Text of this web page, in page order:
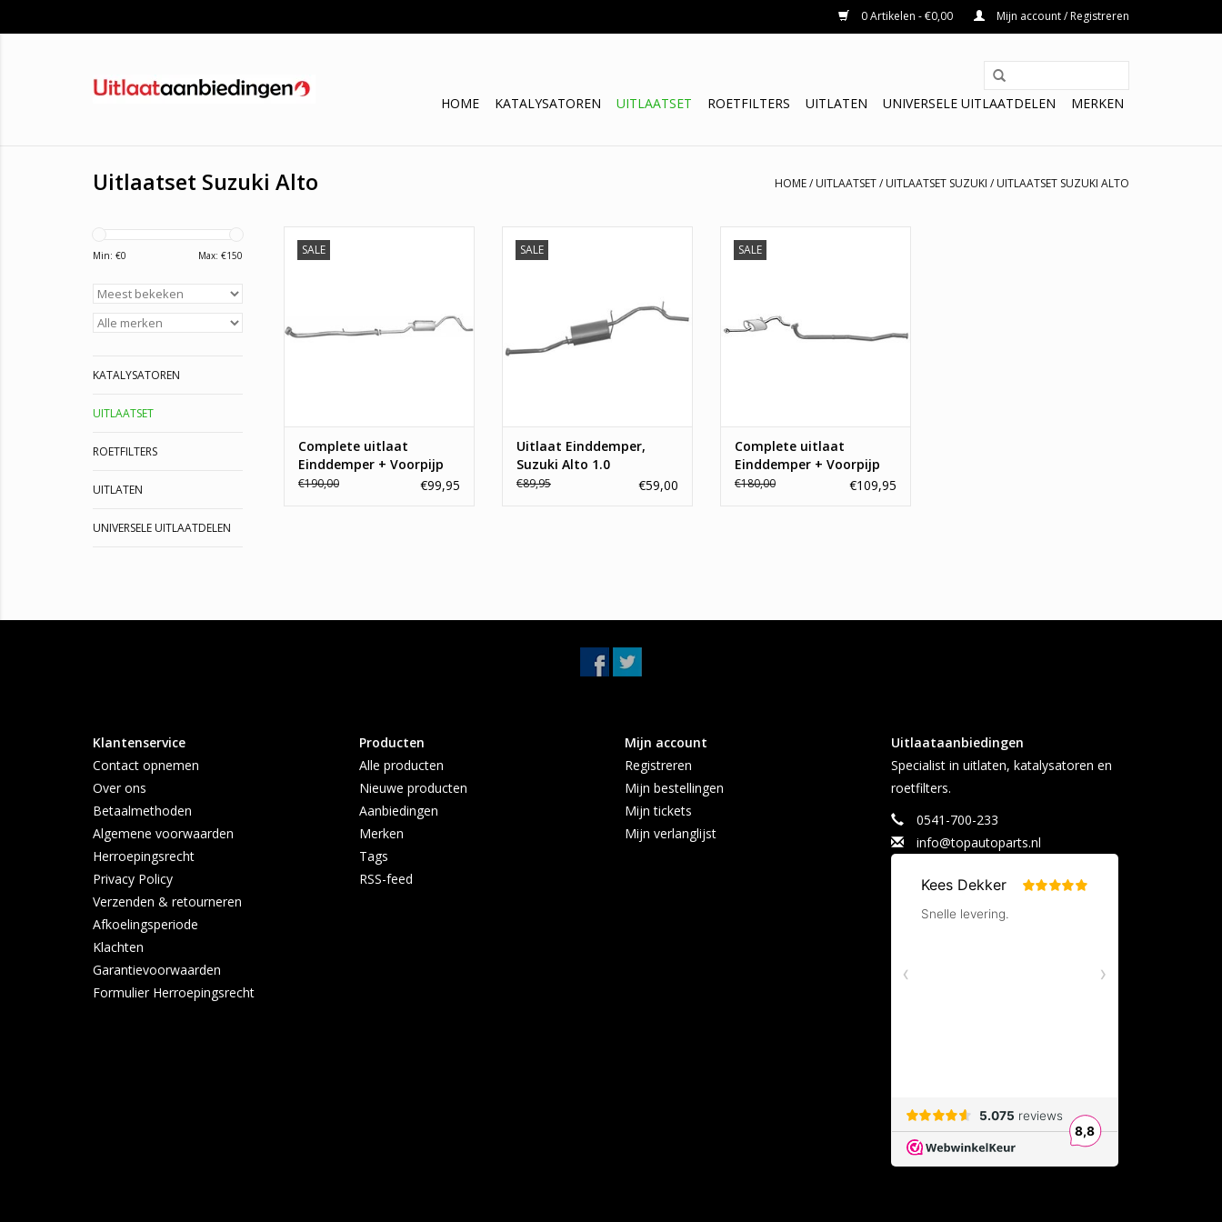
0 Artikelen - €0,00 Mijn account / Registreren
HOME KATALYSATOREN UITLAATSET ROETFILTERS UITLATEN UNIVERSELE UITLAATDELEN MERKEN
Uitlaatset Suzuki Alto HOME/ UITLAATSET/ UITLAATSET SUZUKI / UITLAATSET SUZUKI ALTO
Min: €0 Max: €150
KATALYSATOREN
UITLAATSET
ROETFILTERS
UITLATEN
UNIVERSELE UITLAATDELEN
SALE
Klik hier voor de Suzuki Alto 1.1
OEM pasvorm.
Complete uitlaat
Einddemper + Voorpijp
Suzuki Alto 1.1
€190,00 €99,95
SALESuzuki Alto einddemper
Uitlaat Einddemper,
Suzuki Alto 1.0
€89,95 €59,00
SALE
Bekijk hier de Suzuki Alto 1.0
keurmerk.
Complete uitlaat
Einddemper + Voorpijp
Suzuki Alto 1.0
€180,00 €109,95
Klantenservice
Contact opnemen
Over ons
Betaalmethoden
Algemene voorwaarden
Herroepingsrecht
Privacy Policy
Verzenden & retourneren
Afkoelingsperiode
Klachten
Garantievoorwaarden
Formulier Herroepingsrecht
Producten
Alle producten
Nieuwe producten
Aanbiedingen
Merken
Tags
RSS-feed
Mijn account
Registreren
Mijn bestellingen
Mijn tickets
Mijn verlanglijst
Uitlaataanbiedingen
Specialist in uitlaten, katalysatoren en
roetfilters.
0541-700-233
info@topautoparts.nl